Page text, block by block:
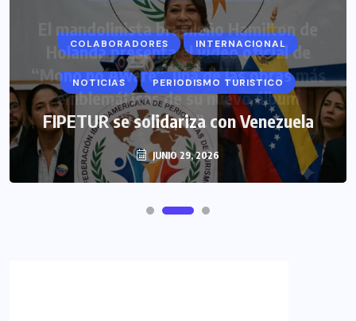
COLABORADORES INTERNACIONAL
NOTICIAS PERIODISMO TURISTICO
FIPETUR se solidariza con Venezuela
JUNIO 29, 2026